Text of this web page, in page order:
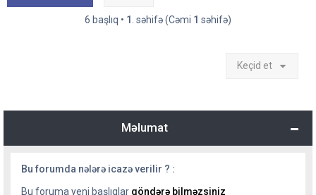
6 başlıq • 1 . səhifə (Cəmi 1 səhifə)
Keçid et
Məlumat
Bu forumda nələrə icazə verilir ? :
Bu foruma yeni başlıqlar göndərə bilməzsiniz